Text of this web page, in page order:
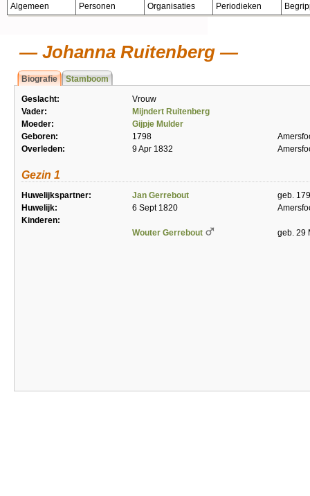
Algemeen Personen Organisaties Periodieken
Johanna Ruitenberg
Biografie Stamboom
Geslacht:
Vrouw
Vader:
Mijndert Ruitenberg
Moeder:
Gijpje Mulder
Geboren:
1798
Overleden:
9 Apr 1832
Gezin 1
Huwelijkspartner: Jan Gerrebout
geb.
Huwelijk:
6 Sept 1820
Kinderen:
Wouter Gerrebout
geb. 29